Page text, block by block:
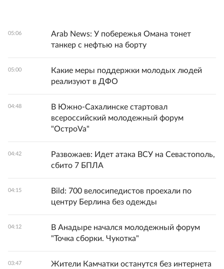
05:06
Arab News: У побережья Омана тонет
танкер с нефтью на борту
05:00
Какие меры поддержки молодых людей
реализуют в ДФО
04:48
В Южно-Сахалинске стартовал
всероссийский молодежный форум
"ОстроVa"
04:42
Развожаев: Идет атака ВСУ на Севастополь,
сбито 7 БПЛА
04:15
Bild: 700 велосипедистов проехали по
центру Берлина без одежды
04:12
В Анадыре начался молодежный форум
"Точка сборки. Чукотка"
03:47
Жители Камчатки останутся без интернета